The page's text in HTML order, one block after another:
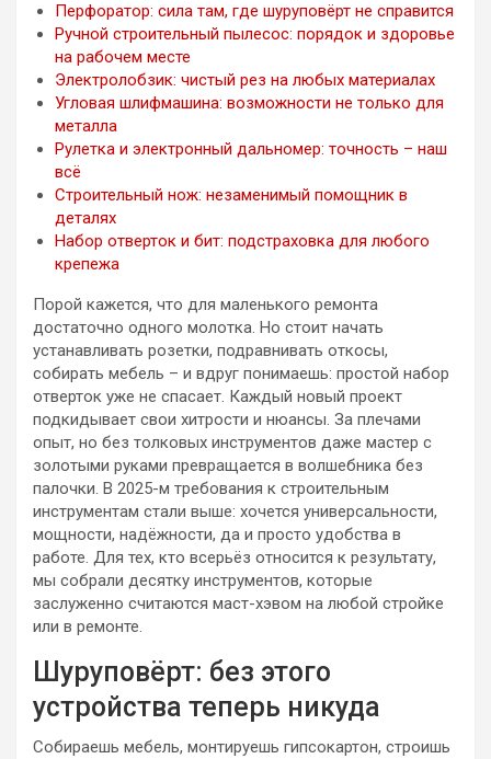
Перфоратор: сила там, где шуруповёрт не справится
Ручной строительный пылесос: порядок и здоровье
на рабочем месте
Электролобзик: чистый рез на любых материалах
Угловая шлифмашина: возможности не только для
металла
Рулетка и электронный дальномер: точность – наш
всё
Строительный нож: незаменимый помощник в
деталях
Набор отверток и бит: подстраховка для любого
крепежа
Порой кажется, что для маленького ремонта
достаточно одного молотка. Но стоит начать
устанавливать розетки, подравнивать откосы,
собирать мебель – и вдруг понимаешь: простой набор
отверток уже не спасает. Каждый новый проект
подкидывает свои хитрости и нюансы. За плечами
опыт, но без толковых инструментов даже мастер с
золотыми руками превращается в волшебника без
палочки. В 2025-м требования к строительным
инструментам стали выше: хочется универсальности,
мощности, надёжности, да и просто удобства в
работе. Для тех, кто всерьёз относится к результату,
мы собрали десятку инструментов, которые
заслуженно считаются маст-хэвом на любой стройке
или в ремонте.
Шуруповёрт: без этого
устройства теперь никуда
Собираешь мебель, монтируешь гипсокартон, строишь